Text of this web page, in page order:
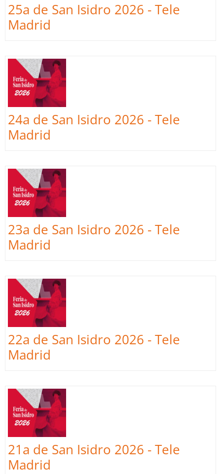
25a de San Isidro 2026 - Tele
Madrid
24a de San Isidro 2026 - Tele
Madrid
23a de San Isidro 2026 - Tele
Madrid
22a de San Isidro 2026 - Tele
Madrid
21a de San Isidro 2026 - Tele
Madrid